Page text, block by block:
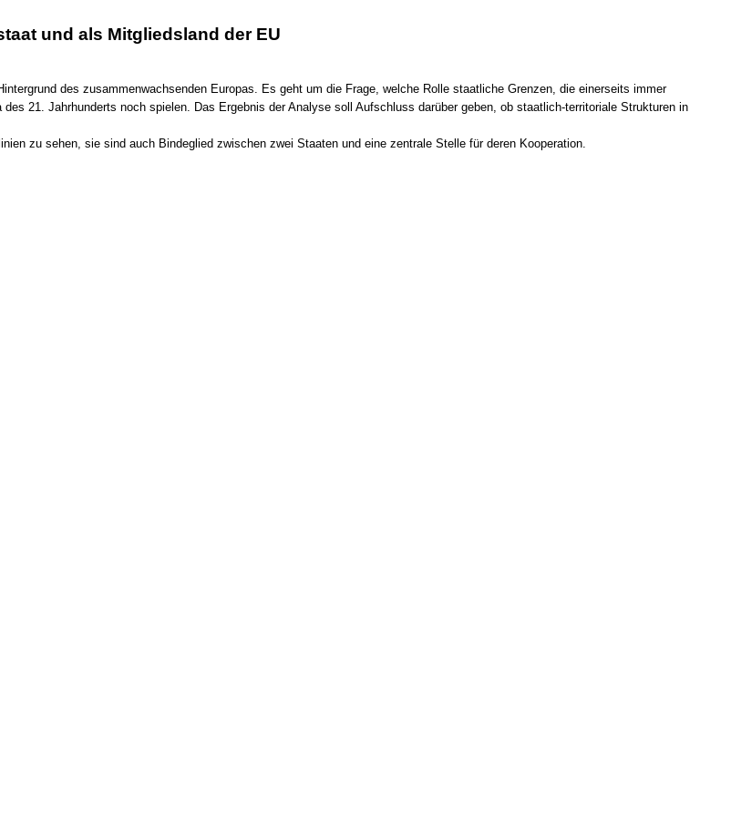
und als Mitgliedsland der EU
des zusammenwachsenden Europas. Es geht um die Frage, welche Rolle staatliche Grenzen, die einerseits immer
21. Jahrhunderts noch spielen. Das Ergebnis der Analyse soll Aufschluss darüber geben, ob staatlich-territoriale Strukturen in
zu sehen, sie sind auch Bindeglied zwischen zwei Staaten und eine zentrale Stelle für deren Kooperation.